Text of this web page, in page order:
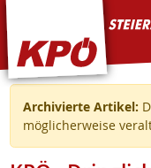
KPÖ Steiermark
Archivierte Artikel:
möglicherweise